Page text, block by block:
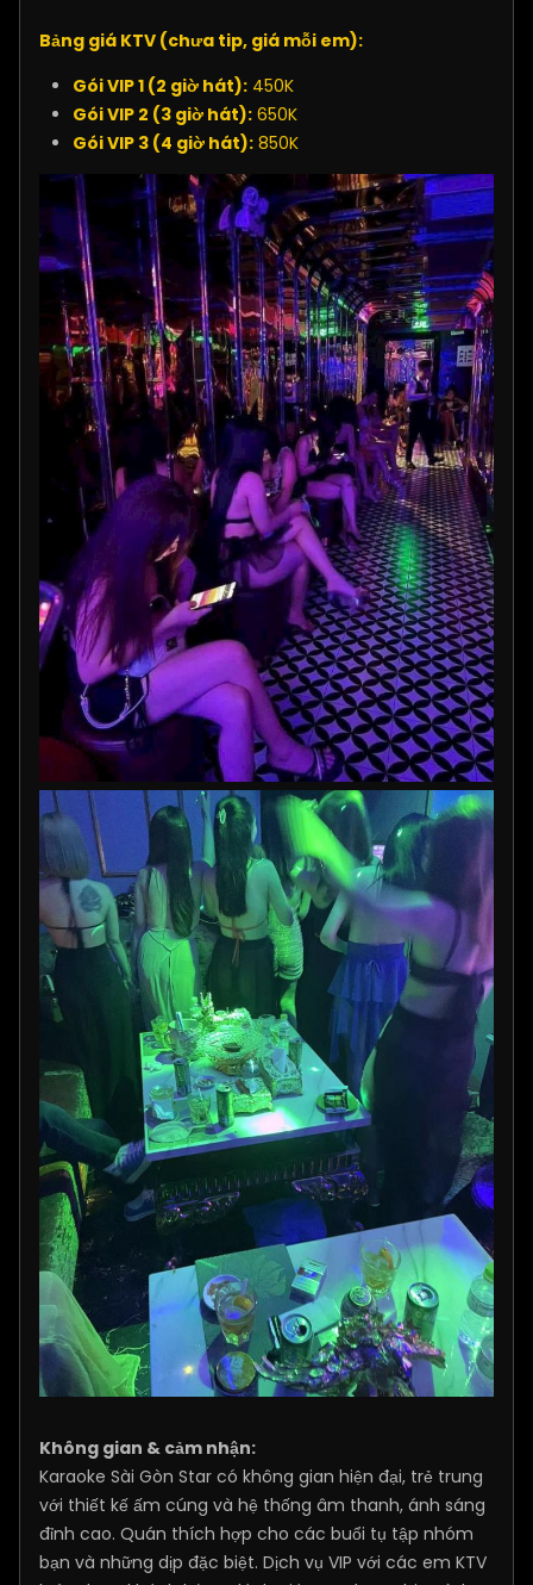
Bảng giá KTV (chưa tip, giá mỗi em):
Gói VIP 1 (2 giờ hát): 450K
Gói VIP 2 (3 giờ hát): 650K
Gói VIP 3 (4 giờ hát): 850K
Không gian & cảm nhận:
Karaoke Sài Gòn Star có không gian hiện đại, trẻ trung
với thiết kế ấm cúng và hệ thống âm thanh, ánh sáng
đỉnh cao. Quán thích hợp cho các buổi tụ tập nhóm
bạn và những dịp đặc biệt. Dịch vụ VIP với các em KTV